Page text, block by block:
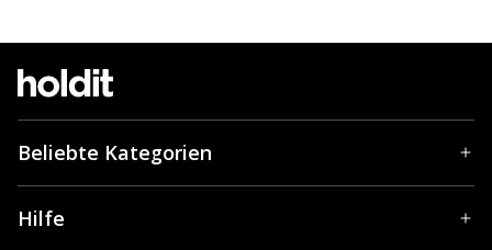
Beliebte Kategorien
Hilfe